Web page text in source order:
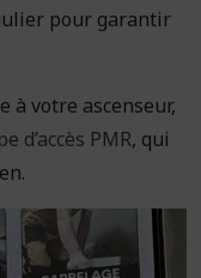
pour garantir
à votre ascenseur,
d’accès PMR, qui